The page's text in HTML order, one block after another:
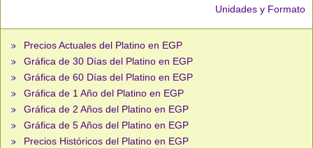
Unidades y Formato
Precios Actuales del Platino en EGP
Gráfica de 30 Días del Platino en EGP
Gráfica de 60 Días del Platino en EGP
Gráfica de 1 Año del Platino en EGP
Gráfica de 2 Años del Platino en EGP
Gráfica de 5 Años del Platino en EGP
Precios Históricos del Platino en EGP